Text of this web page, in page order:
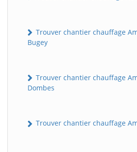
Trouver chantier chauffage
Bugey
Trouver chantier chauffage
Dombes
Trouver chantier chauffage